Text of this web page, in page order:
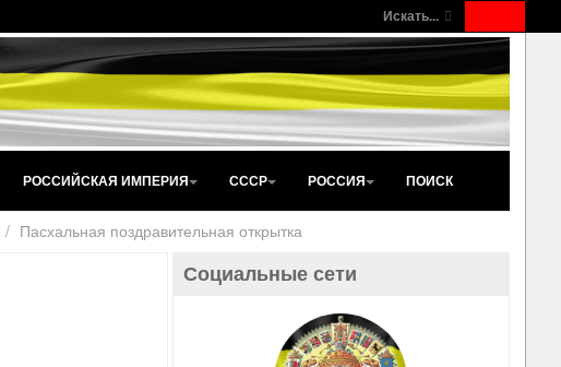
Искать...
РОССИЙСКАЯ ИМПЕРИЯ СССР РОССИЯ ПОИСК
Пасхальная поздравительная открытка
Социальные сети